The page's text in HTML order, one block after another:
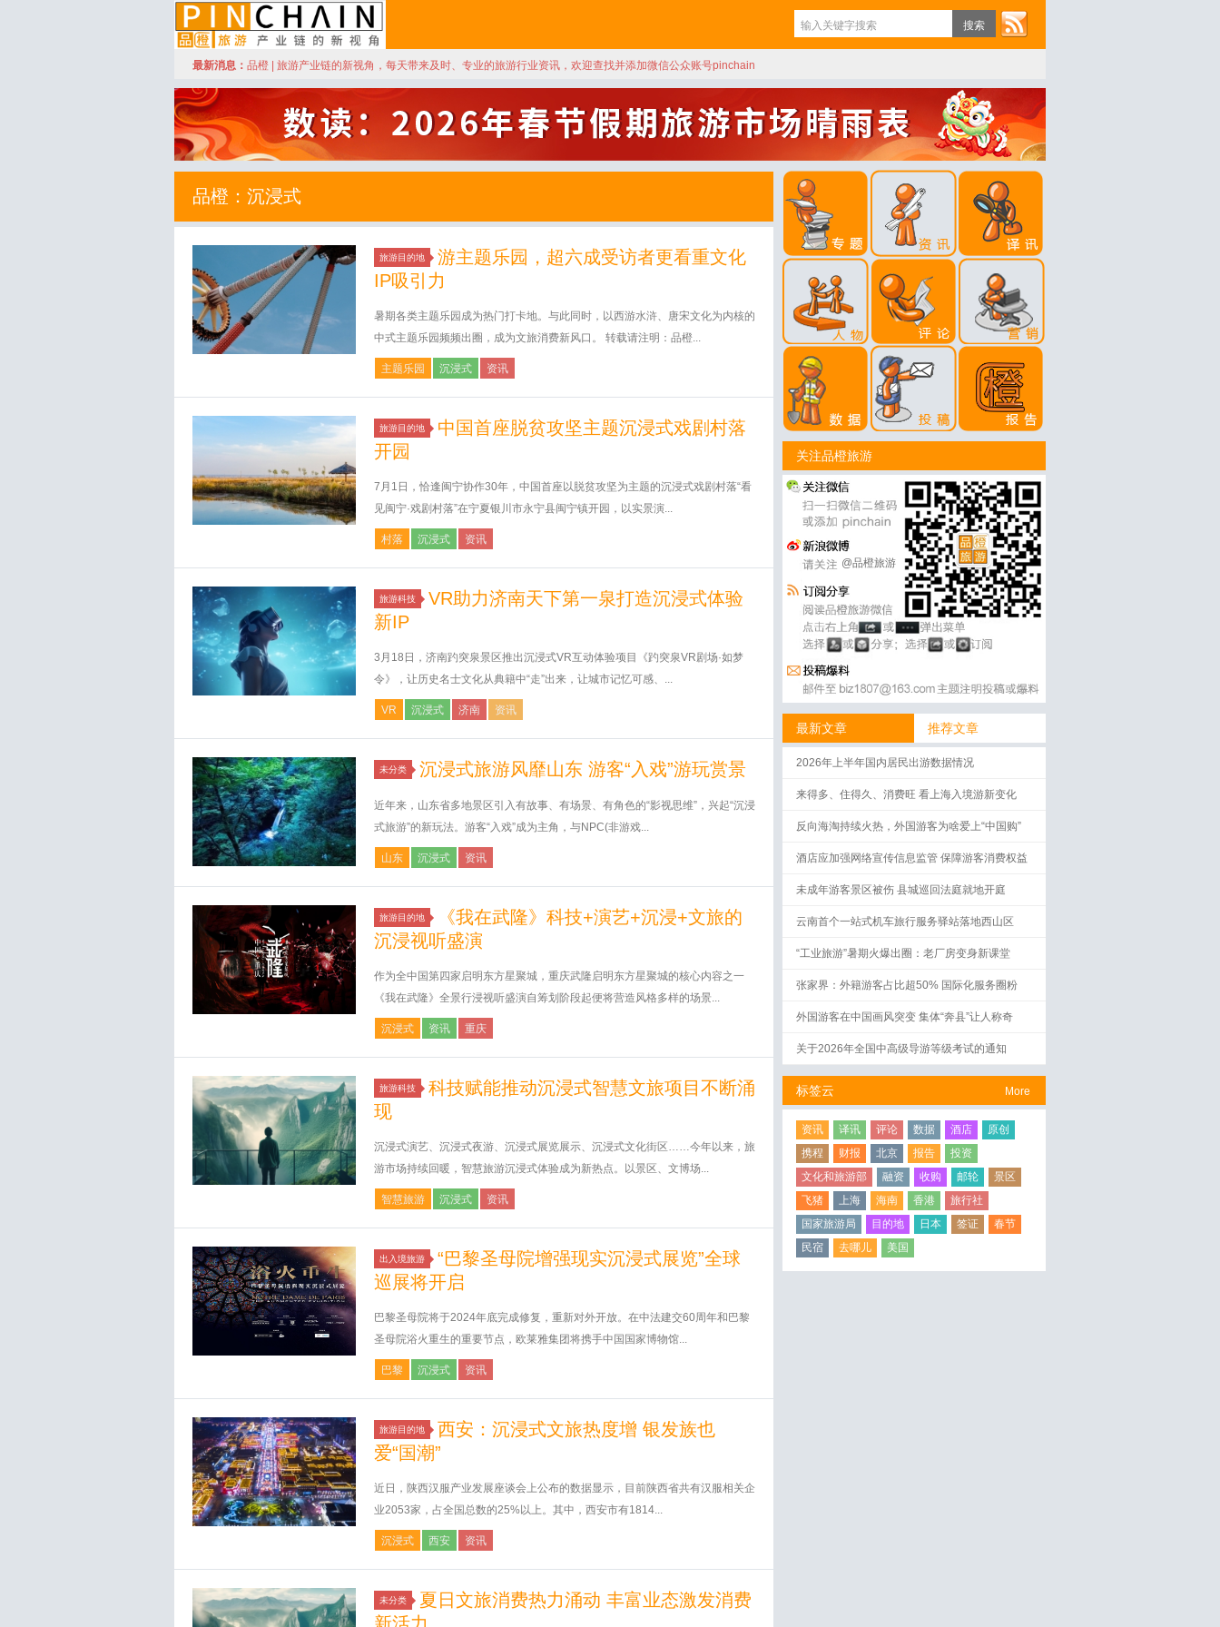
品橙旅游
最新消息： 品橙 | 旅游产业链的新视角，每天带来及时、专业的旅游行业资讯，欢迎查找并添加微信公众账号pinchain
品橙：沉浸式
旅游目的地
游主题乐园，超六成受访者更看重文化
IP吸引力
暑期各类主题乐园成为热门打卡地。与此同时，以西游水浒、唐宋文化为内核的
中式主题乐园频频出圈，成为文旅消费新风口。 转载请注明：品橙...
主题乐园 沉浸式 资讯
旅游目的地
中国首座脱贫攻坚主题沉浸式戏剧村落
开园
7月1日，恰逢闽宁协作30年，中国首座以脱贫攻坚为主题的沉浸式戏剧村落“看
见闽宁·戏剧村落”在宁夏银川市永宁县闽宁镇开园，以实景演...
村落 沉浸式 资讯
旅游科技
VR助力济南天下第一泉打造沉浸式体验
新IP
3月18日，济南趵突泉景区推出沉浸式VR互动体验项目《趵突泉VR剧场·如梦
令》，让历史名士文化从典籍中“走”出来，让城市记忆可感、...
VR 沉浸式 济南 资讯
未分类 沉浸式旅游风靡山东 游客“入戏”游玩赏景
近年来，山东省多地景区引入有故事、有场景、有角色的“影视思维”，兴起“沉浸
式旅游”的新玩法。游客“入戏”成为主角，与NPC(非游戏...
山东 沉浸式 资讯
旅游目的地
《我在武隆》科技+演艺+沉浸+文旅的
沉浸视听盛演
作为全中国第四家启明东方星聚城，重庆武隆启明东方星聚城的核心内容之一
《我在武隆》全景行浸视听盛演自筹划阶段起便将营造风格多样的场景...
沉浸式 资讯 重庆
旅游科技
科技赋能推动沉浸式智慧文旅项目不断涌
现
沉浸式演艺、沉浸式夜游、沉浸式展览展示、沉浸式文化街区……今年以来，旅
游市场持续回暖，智慧旅游沉浸式体验成为新热点。以景区、文博场...
智慧旅游 沉浸式 资讯
出入境旅游
“巴黎圣母院增强现实沉浸式展览”全球
巡展将开启
巴黎圣母院将于2024年底完成修复，重新对外开放。在中法建交60周年和巴黎
圣母院浴火重生的重要节点，欧莱雅集团将携手中国国家博物馆...
巴黎 沉浸式 资讯
旅游目的地
西安：沉浸式文旅热度增 银发族也
爱“国潮”
近日，陕西汉服产业发展座谈会上公布的数据显示，目前陕西省共有汉服相关企
业2053家，占全国总数的25%以上。其中，西安市有1814...
沉浸式 西安 资讯
未分类
夏日文旅消费热力涌动 丰富业态激发消费
关注品橙旅游
@品橙旅游
最新文章 推荐文章
2026年上半年国内居民出游数据情况
来得多、住得久、消费旺 看上海入境游新变化
反向海淘持续火热，外国游客为啥爱上“中国购”
酒店应加强网络宣传信息监管 保障游客消费权益
未成年游客景区被伤 县城巡回法庭就地开庭
云南首个一站式机车旅行服务驿站落地西山区
“工业旅游”暑期火爆出圈：老厂房变身新课堂
张家界：外籍游客占比超50% 国际化服务圈粉
外国游客在中国画风突变 集体“奔县”让人称奇
关于2026年全国中高级导游等级考试的通知
More
标签云
资讯 译讯 评论 数据 酒店
原创
携程
财报 北京 报告
投资
文化和旅游部
融资 收购 邮轮
景区
飞猪
上海 海南 香港
旅行社
国家旅游局
目的地 日本 签证
春节
民宿
去哪儿 美国